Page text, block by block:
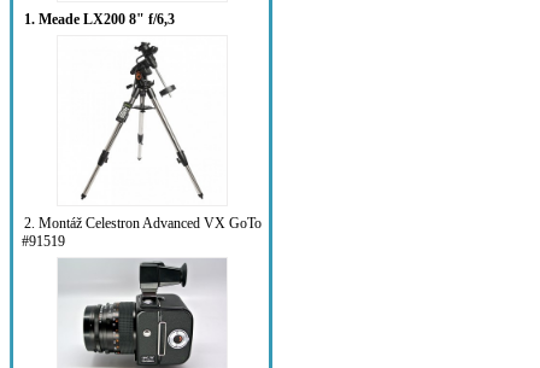
1. Meade LX200 8" f/6,3
2. Montáž Celestron Advanced VX GoTo
#91519